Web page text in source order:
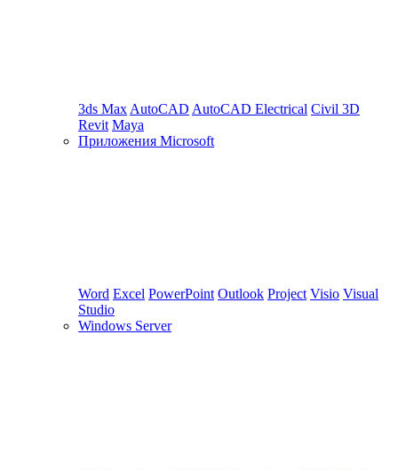
3ds Max AutoCAD AutoCAD Electrical Civil 3D
Revit Maya
Приложения Microsoft
Word Excel PowerPoint Outlook Project Visio Visual
Studio
Windows Server